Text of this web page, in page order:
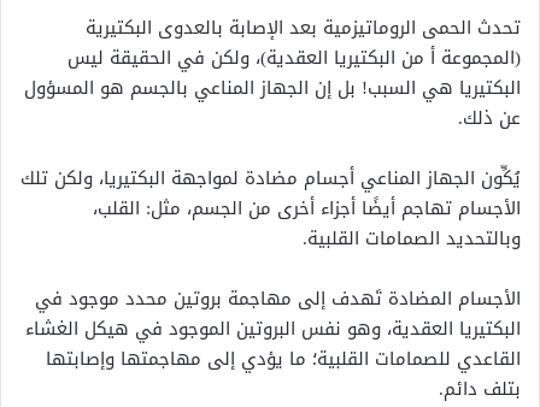
تحدث الحمى الروماتيزمية بعد الإصابة بالعدوى البكتيرية
(المجموعة أ من البكتيريا العقدية)، ولكن في الحقيقة ليس
البكتيريا هي السبب! بل إن الجهاز المناعي بالجسم هو المسؤول
عن ذلك.
يُكِّون الجهاز المناعي أجسام مضادة لمواجهة البكتيريا، ولكن تلك
الأجسام تهاجم أيضًا أجزاء أخرى من الجسم، مثل: القلب،
وبالتحديد الصمامات القلبية.
الأجسام المضادة تَهدف إلى مهاجمة بروتين محدد موجود في
البكتيريا العقدية، وهو نفس البروتين الموجود في هيكل الغشاء
القاعدي للصمامات القلبية؛ ما يؤدي إلى مهاجمتها وإصابتها
بتلف دائم.